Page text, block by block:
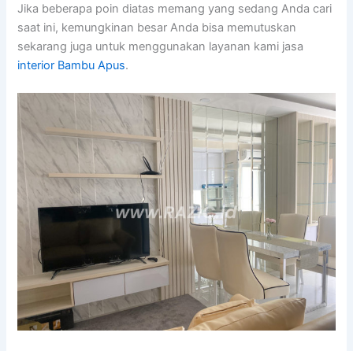
Jika beberapa poin diatas memang yang sedang Anda cari
saat ini, kemungkinan besar Anda bisa memutuskan
sekarang juga untuk menggunakan layanan kami jasa
interior Bambu Apus.